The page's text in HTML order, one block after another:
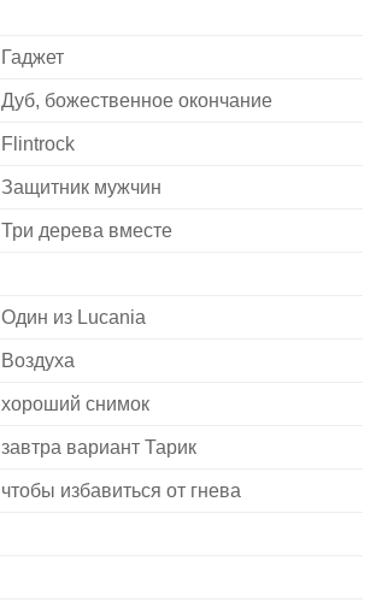
Гаджет
Дуб, божественное окончание
Flintrock
Защитник мужчин
Три дерева вместе
Один из Lucania
Воздуха
хороший снимок
завтра вариант Тарик
чтобы избавиться от гнева